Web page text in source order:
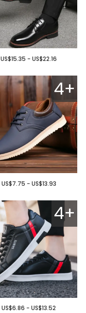
US$15.35 - US$22.16
4+
US$7.75 - US$13.93
4+
US$6.86 - US$13.52